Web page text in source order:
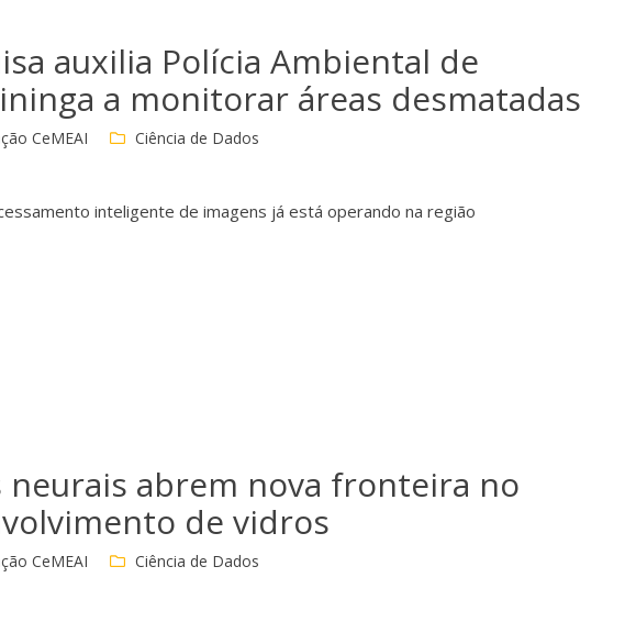
auxilia Polícia Ambiental de
a monitorar áreas desmatadas
CeMEAI Ciência de Dados
inteligente de imagens já está operando na região
neurais abrem nova fronteira no
de vidros
CeMEAI Ciência de Dados